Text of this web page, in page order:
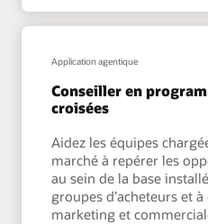
Application agentique
Conseiller en
croisées
Aidez les équipes
marché à repérer les
au sein de la base
groupes d’acheteurs et
marketing et